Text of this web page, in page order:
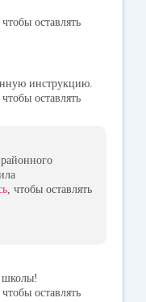
, чтобы оставлять
инструкцию.
чтобы оставлять
, чтобы оставлять
школы!
чтобы оставлять